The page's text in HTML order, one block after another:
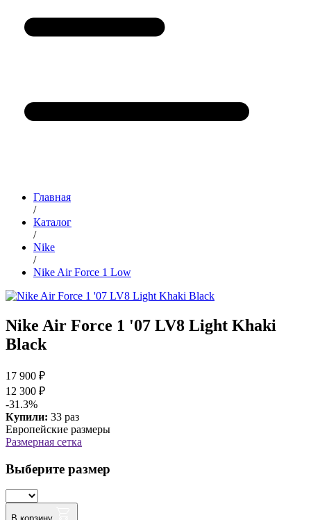
Главная
/
Каталог
/
Nike
/
Nike Air Force 1 Low
Nike Air Force 1 '07 LV8 Light Khaki
Black
17 900 ₽
12 300 ₽
-31.3%
Купили: 33 раз
Европейские размеры
Размерная сетка
Выберите размер